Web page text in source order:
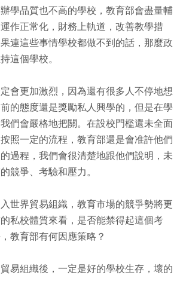
學品質也不高的學校，教育部會盡量輔
作正常化，財務上軌道，改善教學措
連這些事情學校都做不到的話，那麼政
這個學校。
會更加激烈，因為還有很多人不停地想
的態度還是獎勵私人興學的，但是在學
們會嚴格地把關。在設校門檻還未全面
照一定的流程，教育部還是會准許他們
過程，我們會很清楚地跟他們說明，未
競爭、考驗和壓力。
世界貿易組織，教育市場的競爭勢將更
私校體質來看，是否能禁得起這個考
教育部有何因應策略？
易組織後，一定是好的學校生存，壞的